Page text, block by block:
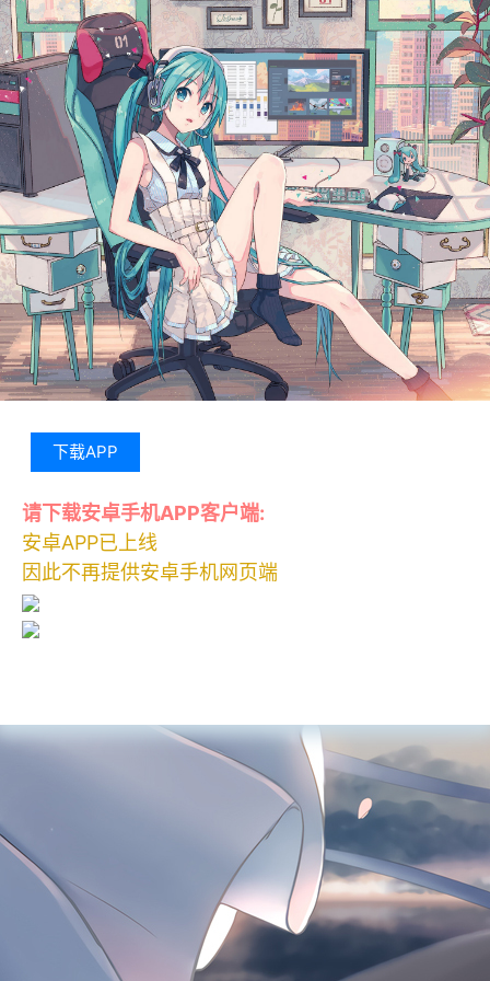
下载APP
请下载安卓手机APP客户端:
安卓APP已上线
因此不再提供安卓手机网页端